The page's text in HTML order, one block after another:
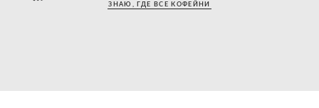
ЗНАЮ, ГДЕ ВСЕ КОФЕЙНИ